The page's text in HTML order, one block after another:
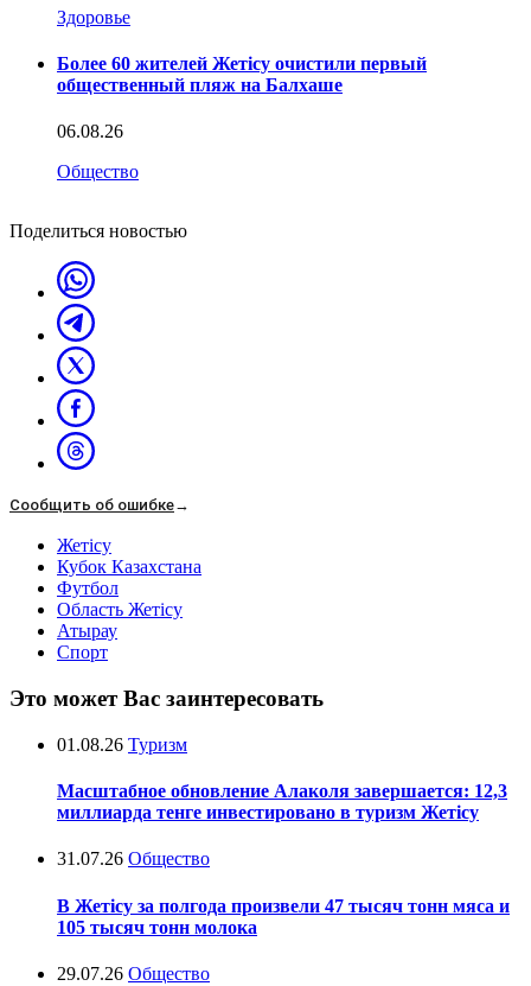
Здоровье
Более 60 жителей Жетісу очистили первый
общественный пляж на Балхаше
06.08.26
Общество
Поделиться новостью
Сообщить об ошибке→
Жетісу
Кубок Казахстана
Футбол
Область Жетісу
Атырау
Спорт
Это может Вас заинтересовать
01.08.26 Туризм
Масштабное обновление Алаколя завершается: 12,3
миллиарда тенге инвестировано в туризм Жетісу
31.07.26 Общество
В Жетісу за полгода произвели 47 тысяч тонн мяса и
105 тысяч тонн молока
29.07.26 Общество